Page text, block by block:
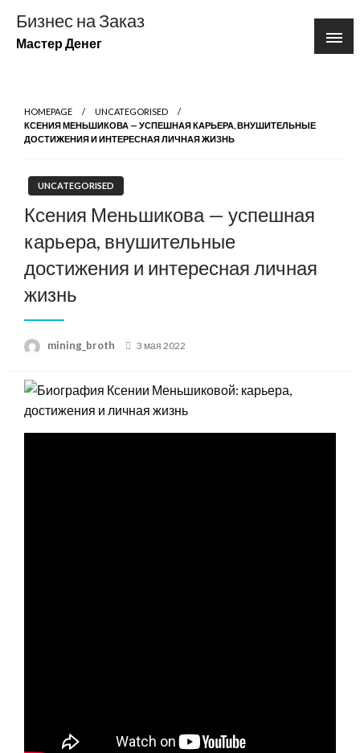
содержимому
Бизнес на Заказ
Мастер Денег
HOMEPAGE
UNCATEGORISED
КСЕНИЯ МЕНЬШИКОВА — УСПЕШНАЯ КАРЬЕРА, ВНУШИТЕЛЬНЫЕ
ДОСТИЖЕНИЯ И ИНТЕРЕСНАЯ ЛИЧНАЯ ЖИЗНЬ
UNCATEGORISED
Ксения Меньшикова — успешная
карьера, внушительные
достижения и интересная личная
жизнь
mining_broth
Posted
3 мая 2022